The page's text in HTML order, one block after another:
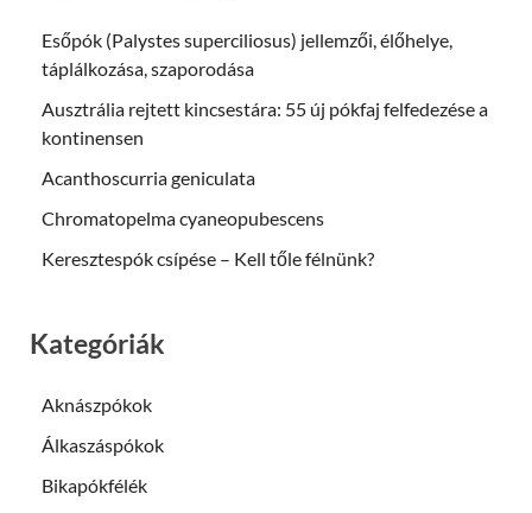
Esőpók (Palystes superciliosus) jellemzői, élőhelye,
táplálkozása, szaporodása
Ausztrália rejtett kincsestára: 55 új pókfaj felfedezése a
kontinensen
Acanthoscurria geniculata
Chromatopelma cyaneopubescens
Keresztespók csípése – Kell tőle félnünk?
Kategóriák
Aknászpókok
Álkaszáspókok
Bikapókfélék